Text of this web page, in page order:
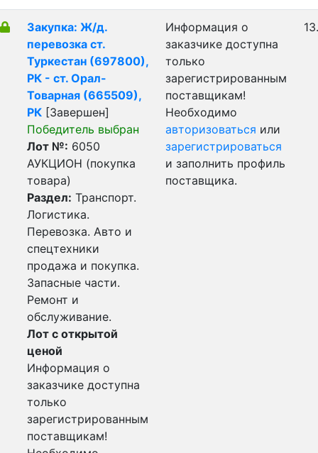
Закупка: Ж/д.
перевозка ст.
Туркестан (697800),
РК - ст. Орал-
Товарная (665509),
РК [Завершен]
Победитель выбран
Лот №: 6050
АУКЦИОН (покупка
товара)
Раздел: Транспорт.
Логистика.
Перевозка. Авто и
спецтехники
продажа и покупка.
Запасные части.
Ремонт и
обслуживание.
Лот с открытой
ценой
Информация о
заказчике доступна
только
зарегистрированным
поставщикам!
Информация о
заказчике доступна
только
зарегистрированным
поставщикам!
Необходимо
авторизоваться или
зарегистрироваться
и заполнить профиль
поставщика.